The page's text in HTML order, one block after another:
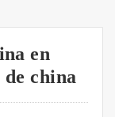
en
china